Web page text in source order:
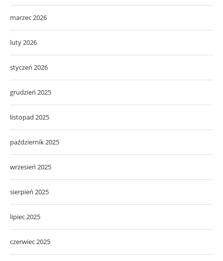
marzec 2026
luty 2026
styczeń 2026
grudzień 2025
listopad 2025
październik 2025
wrzesień 2025
sierpień 2025
lipiec 2025
czerwiec 2025